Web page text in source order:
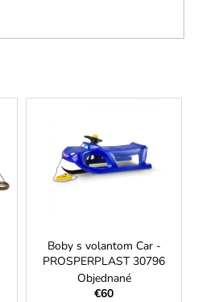
Boby s volantom Car -
PROSPERPLAST 30796
Objednané
€60